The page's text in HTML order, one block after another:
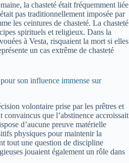
la chasteté était fréquemment liée
pas traditionnellement imposée par
les ceintures de chasteté. La chasteté
spirituels et religieux. Dans la
à Vesta, risquaient la mort si elles
un cas extrême de chasteté
son influence immense sur
volontaire prise par les prêtres et
convaincus que l’abstinence accroissait
d’aucune preuve matérielle
physiques pour maintenir la
tout une question de discipline
jouaient également un rôle dans